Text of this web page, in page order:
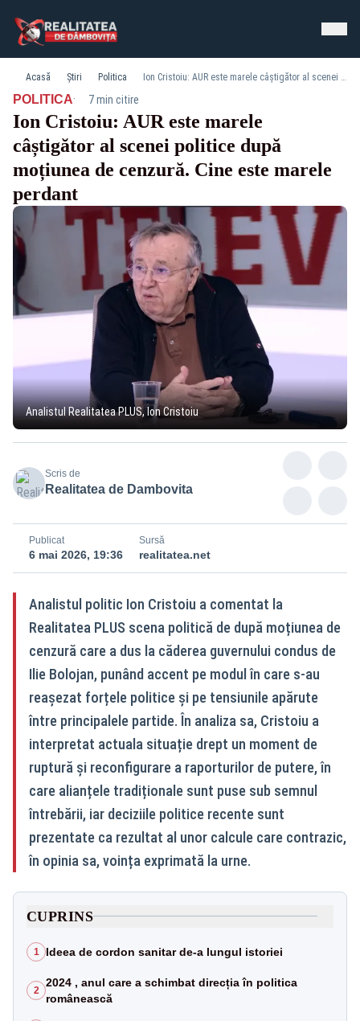
Acasă Știri Politica Ion Cristoiu: AUR este marele câștigător al scenei politice după moțiunea de cenzură. Cine este marele perdant
POLITICA· 7 min citire
Ion Cristoiu: AUR este marele
câștigător al scenei politice după
moțiunea de cenzură. Cine este marele
perdant
Analistul Realitatea PLUS, Ion Cristoiu
Scris de
Realitatea de Dambovita
Publicat
6 mai 2026, 19:36
Sursă
realitatea.net
Analistul politic Ion Cristoiu a comentat la
Realitatea PLUS scena politică de după moțiunea de
cenzură care a dus la căderea guvernului condus de
Ilie Bolojan, punând accent pe modul în care s-au
reașezat forțele politice și pe tensiunile apărute
între principalele partide. În analiza sa, Cristoiu a
interpretat actuala situație drept un moment de
ruptură și reconfigurare a raporturilor de putere, în
care alianțele tradiționale sunt puse sub semnul
întrebării, iar deciziile politice recente sunt
prezentate ca rezultat al unor calcule care contrazic,
în opinia sa, voința exprimată la urne.
CUPRINS
1 Ideea de cordon sanitar de-a lungul istoriei
2
2024 , anul care a schimbat direcția în politica
românească